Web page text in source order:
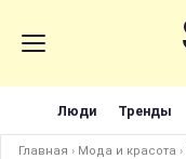
Люди Тренды
Главная › Мода и красота ›